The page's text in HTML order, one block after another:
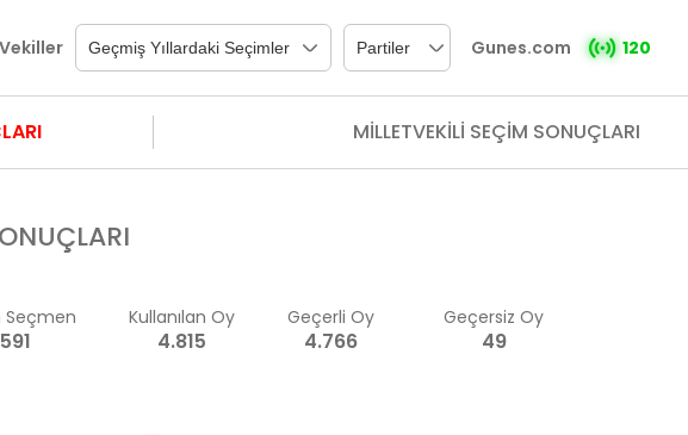
Gunes.com 120
MİLLETVEKİLİ SEÇİM SONUÇLARI
Seçmen Kullanılan Oy
4.815
Geçerli Oy
4.766
Geçersiz Oy
49